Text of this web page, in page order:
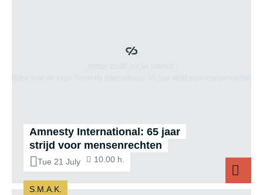
Amnesty International: 65 jaar
strijd voor mensenrechten
Tue 21 July 10.00 h.
S.M.A.K.